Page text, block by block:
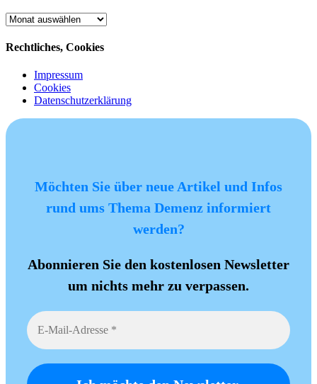
Archiv
Rechtliches, Cookies
Impressum
Cookies
Datenschutzerklärung
Möchten Sie über neue Artikel und Infos
rund ums Thema Demenz informiert
werden?
Abonnieren Sie den kostenlosen Newsletter
um nichts mehr zu verpassen.